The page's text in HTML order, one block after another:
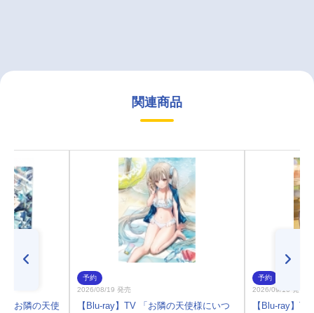
関連商品
】お隣の天使
予約
2026/08/19 発売
【Blu-ray】TV 「お隣の天使様にいつ
予約
2026/09/16 発売
【Blu-ray】